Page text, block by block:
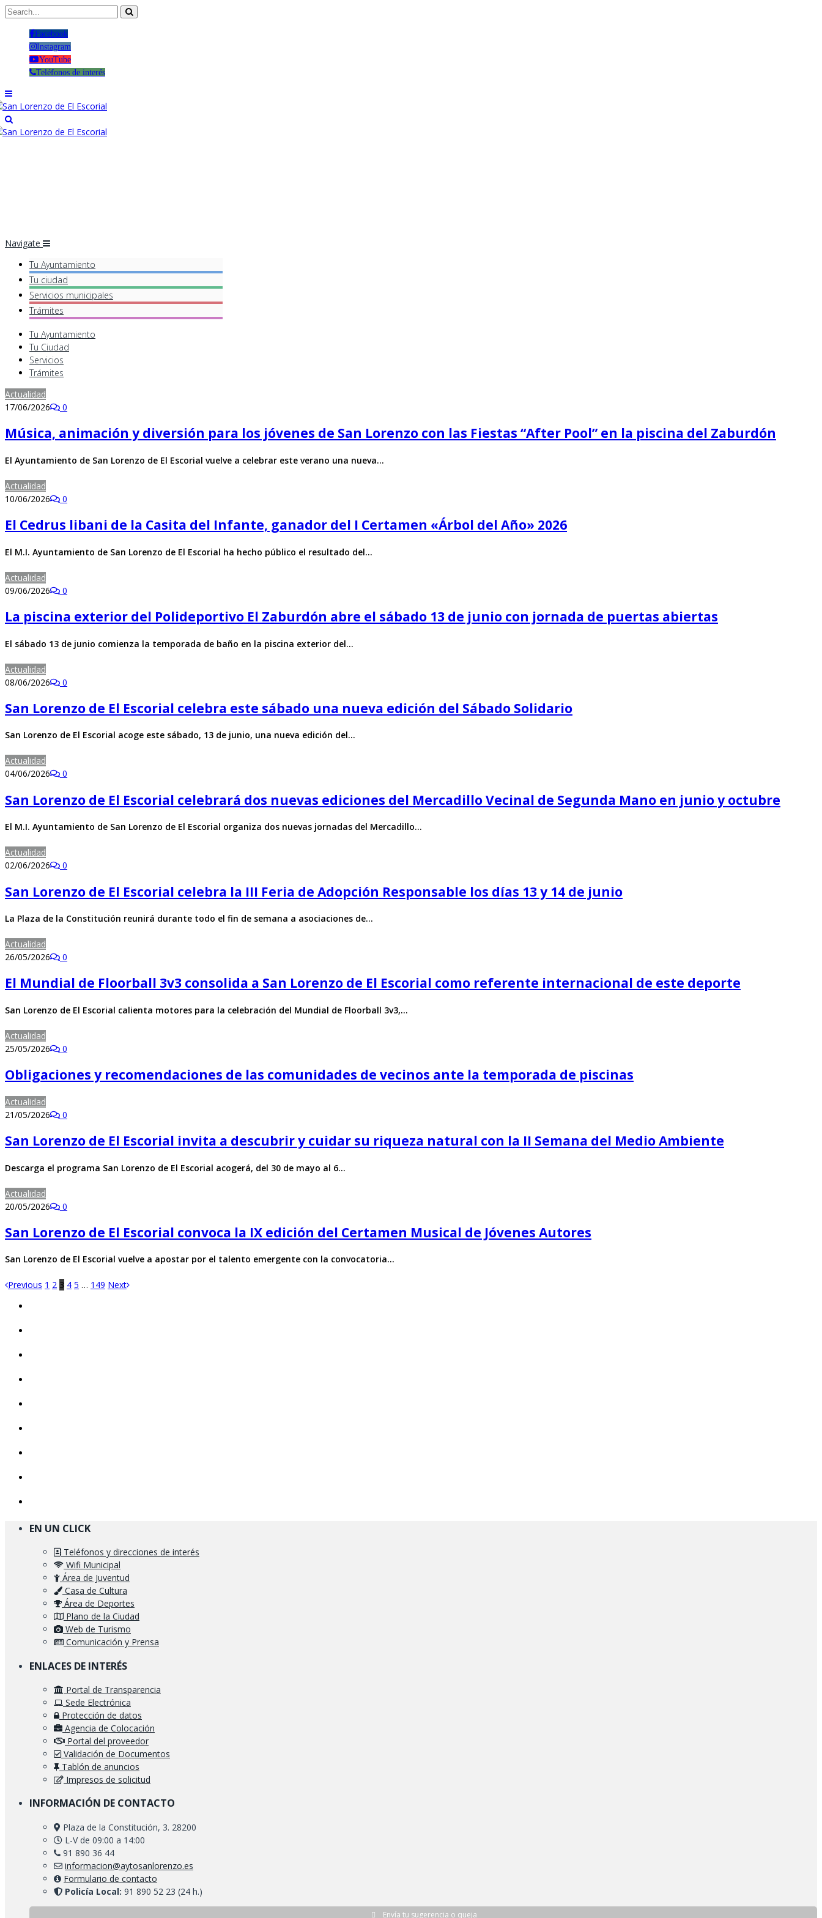
Facebook
Instagram
YouTube
Teléfonos de interés
Navigate
Tu Ayuntamiento
Tu ciudad
Servicios municipales
Trámites
Tu Ayuntamiento
Tu Ciudad
Servicios
Trámites
Actualidad
17/06/2026
0
Música, animación y diversión para los jóvenes de San Lorenzo con las Fiestas “After Pool” en la piscina del Zaburdón
El Ayuntamiento de San Lorenzo de El Escorial vuelve a celebrar este verano una nueva…
Actualidad
10/06/2026
0
El Cedrus libani de la Casita del Infante, ganador del I Certamen «Árbol del Año» 2026
El M.I. Ayuntamiento de San Lorenzo de El Escorial ha hecho público el resultado del…
Actualidad
09/06/2026
0
La piscina exterior del Polideportivo El Zaburdón abre el sábado 13 de junio con jornada de puertas abiertas
El sábado 13 de junio comienza la temporada de baño en la piscina exterior del…
Actualidad
08/06/2026
0
San Lorenzo de El Escorial celebra este sábado una nueva edición del Sábado Solidario
San Lorenzo de El Escorial acoge este sábado, 13 de junio, una nueva edición del…
Actualidad
04/06/2026
0
San Lorenzo de El Escorial celebrará dos nuevas ediciones del Mercadillo Vecinal de Segunda Mano en junio y octubre
El M.I. Ayuntamiento de San Lorenzo de El Escorial organiza dos nuevas jornadas del Mercadillo…
Actualidad
02/06/2026
0
San Lorenzo de El Escorial celebra la III Feria de Adopción Responsable los días 13 y 14 de junio
La Plaza de la Constitución reunirá durante todo el fin de semana a asociaciones de…
Actualidad
26/05/2026
0
El Mundial de Floorball 3v3 consolida a San Lorenzo de El Escorial como referente internacional de este deporte
San Lorenzo de El Escorial calienta motores para la celebración del Mundial de Floorball 3v3,…
Actualidad
25/05/2026
0
Obligaciones y recomendaciones de las comunidades de vecinos ante la temporada de piscinas
Actualidad
21/05/2026
0
San Lorenzo de El Escorial invita a descubrir y cuidar su riqueza natural con la II Semana del Medio Ambiente
Descarga el programa San Lorenzo de El Escorial acogerá, del 30 de mayo al 6…
Actualidad
20/05/2026
0
San Lorenzo de El Escorial convoca la IX edición del Certamen Musical de Jóvenes Autores
San Lorenzo de El Escorial vuelve a apostar por el talento emergente con la convocatoria…
Previous 1 2 3 4 5 … 149 Next
EN UN CLICK
Teléfonos y direcciones de interés
Wifi Municipal
Área de Juventud
Casa de Cultura
Área de Deportes
Plano de la Ciudad
Web de Turismo
Comunicación y Prensa
ENLACES DE INTERÉS
Portal de Transparencia
Sede Electrónica
Protección de datos
Agencia de Colocación
Portal del proveedor
Validación de Documentos
Tablón de anuncios
Impresos de solicitud
INFORMACIÓN DE CONTACTO
Plaza de la Constitución, 3. 28200
L-V de 09:00 a 14:00
91 890 36 44
informacion@aytosanlorenzo.es
Formulario de contacto
Policía Local: 91 890 52 23 (24 h.)
Envía tu sugerencia o queja